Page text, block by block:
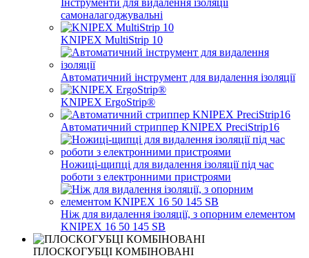
самоналагоджувальні
KNIPEX MultiStrip 10
Автоматичний інструмент для видалення ізоляції
KNIPEX ErgoStrip®
Автоматичний стриппер KNIPEX PreciStrip16
Ножиці-щипці для видалення ізоляції під час
роботи з електронними пристроями
Ніж для видалення ізоляції, з опорним елементом
KNIPEX 16 50 145 SB
ПЛОСКОГУБЦІ КОМБІНОВАНІ